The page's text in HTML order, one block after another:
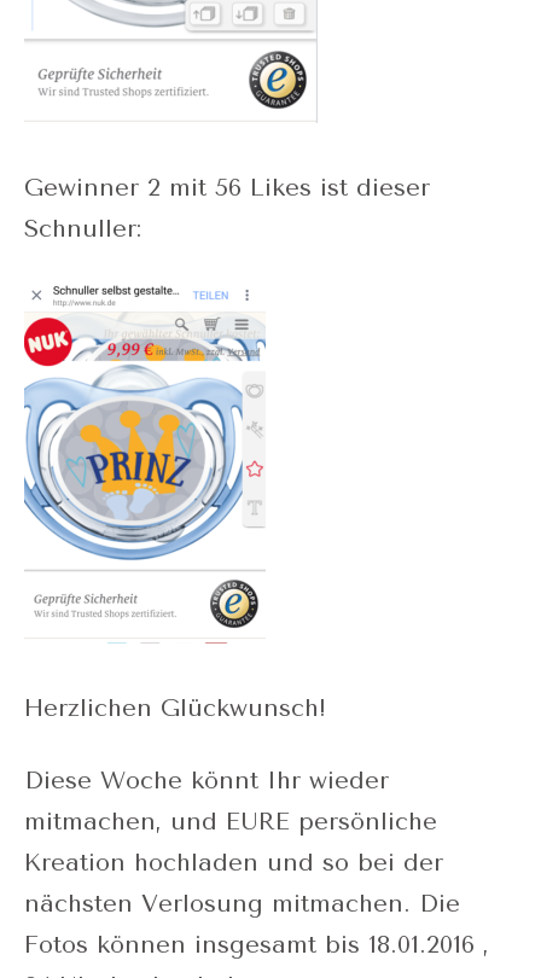
Gewinner 2 mit 56 Likes ist dieser
Schnuller:
Herzlichen Glückwunsch!
Diese Woche könnt Ihr wieder
mitmachen, und EURE persönliche
Kreation hochladen und so bei der
nächsten Verlosung mitmachen. Die
Fotos können insgesamt bis 18.01.2016 ,